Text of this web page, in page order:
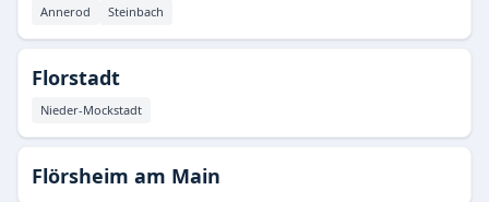
Annerod Steinbach
Florstadt
Nieder-Mockstadt
Flörsheim am Main